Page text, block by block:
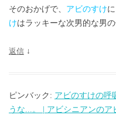
そのおかげで、 アビのすけ
けはラッキーな次男的な男
返信 ↓
ピンバック: アビのすけの呼
うな...。 | アビシニアンのア